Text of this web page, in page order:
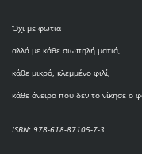
Όχι με φωτιά
αλλά με κάθε σιωπηλή ματιά,
κάθε μικρό, κλεμμένο φιλί,
κάθε όνειρο που δεν το νίκησε ο
ISBN: 978-618-87105-7-3